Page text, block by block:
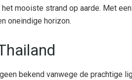
mooiste strand op aarde. Met
oneindige horizon.
bekend vanwege de prachtige